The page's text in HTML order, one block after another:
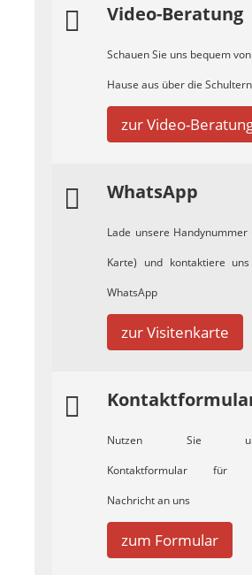
Video-Beratung
Schauen Sie uns bequem
Hause aus über die Schultern
zur Video-
WhatsApp
Lade unsere Handynummer
Karte) und kontaktiere
WhatsApp
zur Visitenkarte
Nutzen Sie
Kontaktformular für
Nachricht an uns
zum Formular